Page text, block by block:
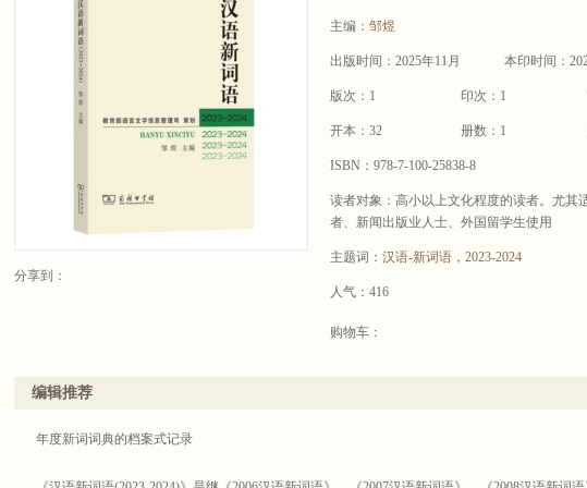
分享到：
主编： 邹煜
出版时间：2025年11月 本印时间：
版次：1 印次：1
开本：32 册数：1
ISBN：978-7-100-25838-8
读者对象：高小以上文化程度的读者。尤其
者、新闻出版业人士、外国留学生使用
主题词： 汉语-新词语 ， 2023-2024
人气：416
购物车：
编辑推荐
年度新词词典的档案式记录